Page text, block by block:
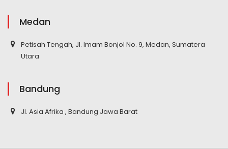
Medan
Petisah Tengah, Jl. Imam Bonjol No. 9, Medan, Sumatera
Utara
Bandung
Jl. Asia Afrika , Bandung Jawa Barat